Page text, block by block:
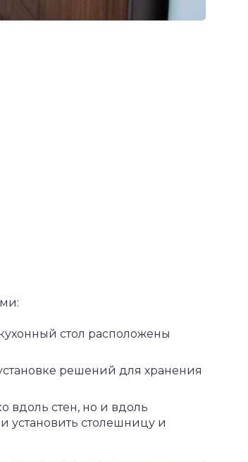
стол расположены
решений для хранения
вдоль стен, но и вдоль
столешницу и